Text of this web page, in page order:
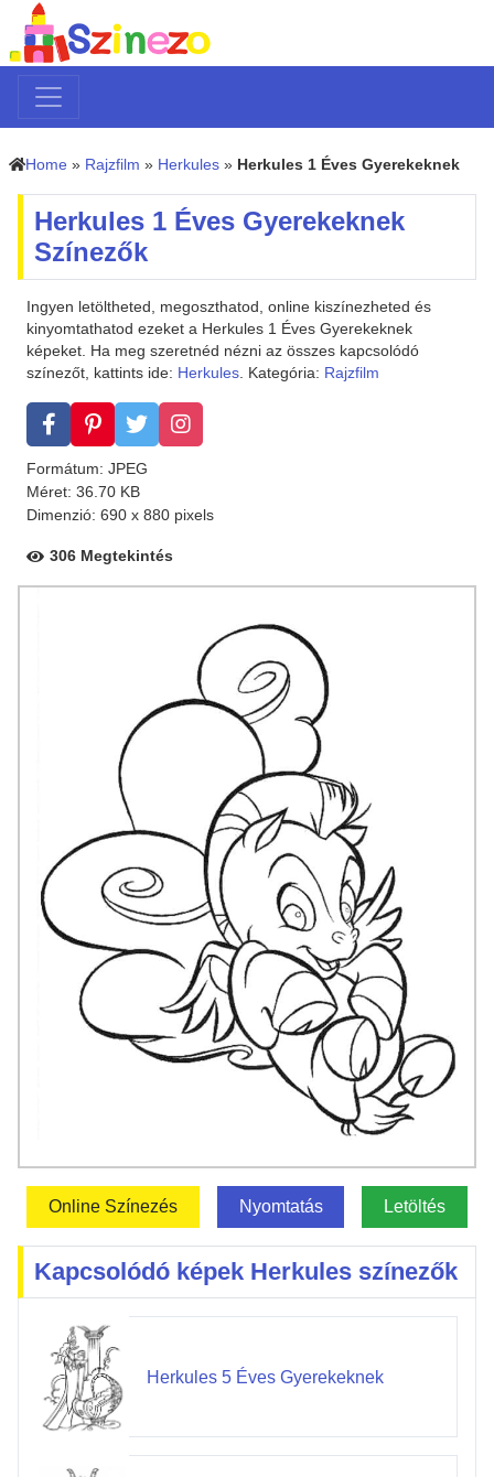
Home » Rajzfilm » Herkules » Herkules 1 Éves Gyerekeknek
Herkules 1 Éves Gyerekeknek
Színezők
Ingyen letöltheted, megoszthatod, online kiszínezheted és
kinyomtathatod ezeket a Herkules 1 Éves Gyerekeknek
képeket. Ha meg szeretnéd nézni az összes kapcsolódó
színezőt, kattints ide: Herkules. Kategória: Rajzfilm
Formátum: JPEG
Méret: 36.70 KB
Dimenzió: 690 x 880 pixels
306 Megtekintés
Online Színezés Nyomtatás Letöltés
Kapcsolódó képek Herkules színezők
Herkules 5 Éves Gyerekeknek